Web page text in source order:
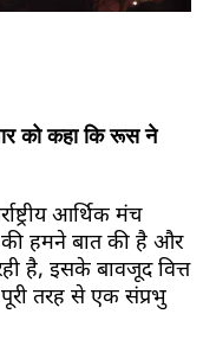
को कहा कि रूस ने
आर्थिक मंच
हमने बात की है और
है, इसके बावजूद वित्त
तरह से एक संप्रभु